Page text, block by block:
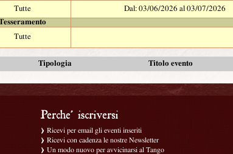
Tutte Dal: 03/06/2026 al 03/07/2026
Tutte
Tipologia Titolo evento
Ricevi per email gli eventi inseriti
Ricevi con cadenza le nostre Newsletter
Un modo nuovo per avvicinarsi al Tango